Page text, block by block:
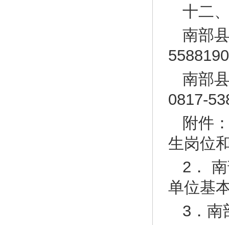
十二
南部
5588190
南部
0817-
附件
生岗位
2．
单位基
3．南